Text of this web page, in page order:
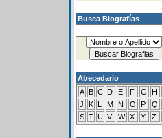
Busca Biografías
Abecedario
A B C D E F G H
J
K L M N O P Q
S T U V W X Y Z